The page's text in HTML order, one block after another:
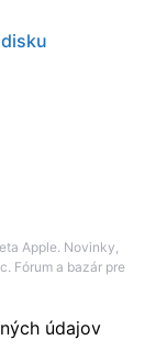
Apple. Novinky,
Fórum a bazár pre
údajov